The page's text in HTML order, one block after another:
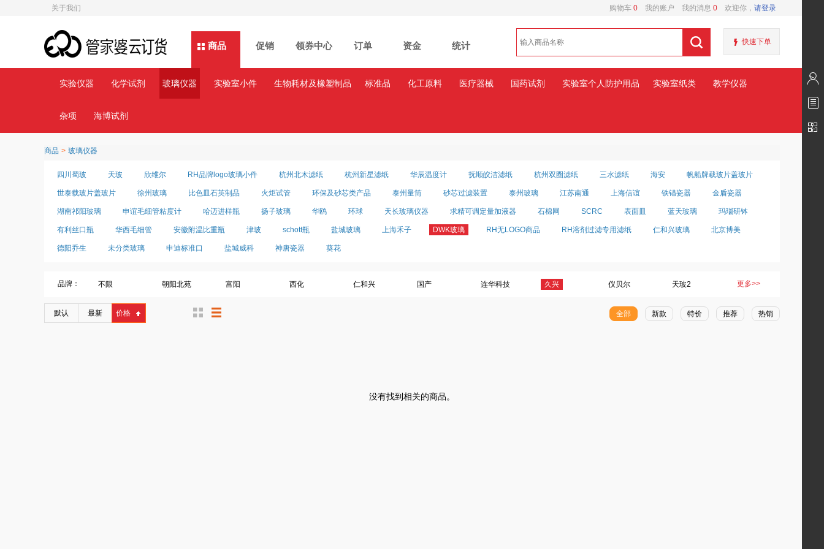
欢迎你， 请登录
关于我们 我的消息 0
我的账户
购物车 0
商品
实验仪器 化学试剂 玻璃仪器 实验室小件 生物耗材及橡塑制品 标准品 化工原料 医疗器械 国药试剂 实验室个人防护用品 实验室纸类 教学仪器
杂项 海博试剂
商品 促销 领券中心 订单 资金 统计 快速下单
商品 > 玻璃仪器
四川蜀玻 天玻 欣维尔 RH品牌logo玻璃小件 杭州北木滤纸 杭州新星滤纸 华辰温度计 抚顺皎洁滤纸 杭州双圈滤纸 三水滤纸 海安 帆船牌载玻片盖玻片
世泰载玻片盖玻片 徐州玻璃 比色皿石英制品 火炬试管 环保及砂芯类产品 泰州量筒 砂芯过滤装置 泰州玻璃 江苏南通 上海信谊 铁锚瓷器 金盾瓷器
湖南祁阳玻璃 申谊毛细管粘度计 哈迈进样瓶 扬子玻璃 华鸥 环球 天长玻璃仪器 求精可调定量加液器 石棉网 SCRC 表面皿 蓝天玻璃 玛瑙研钵
有利丝口瓶 华西毛细管 安徽附温比重瓶 津玻 schott瓶 盐城玻璃 上海禾子 DWK玻璃 RH无LOGO商品 RH溶剂过滤专用滤纸 仁和兴玻璃 北京博美
德阳乔生 未分类玻璃 申迪标准口 盐城威科 神唐瓷器 葵花
品牌： 不限 朝阳北苑 富阳 西化 仁和兴 国产 连华科技 久兴 仪贝尔 天玻2 更多>>
默认 最新 价格 全部 新款 特价 推荐 热销
没有找到相关的商品。